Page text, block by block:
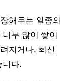
해두는 일종의
무 많이 쌓이
지거나, 최신
니다.